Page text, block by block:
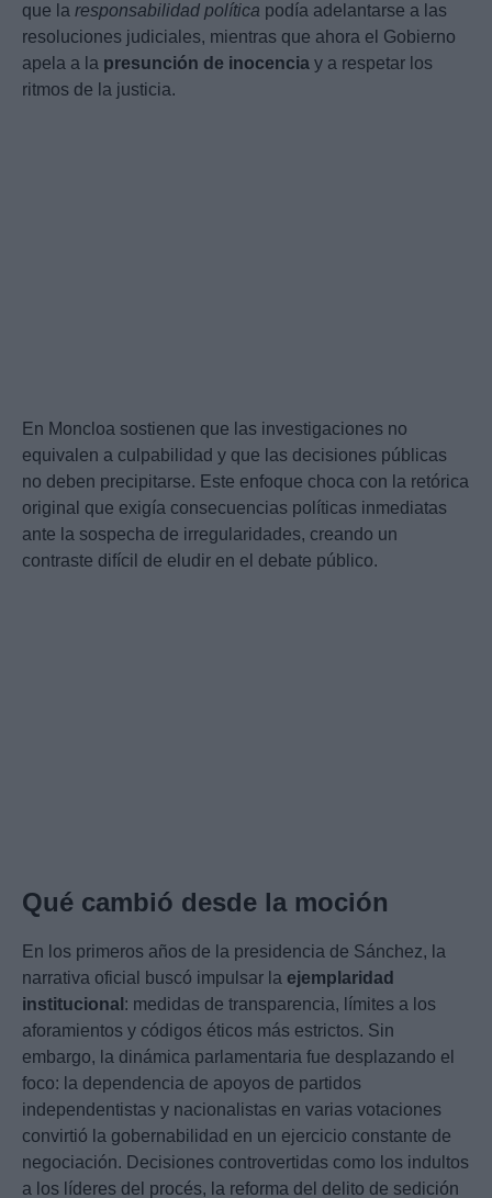
que la responsabilidad política podía adelantarse a las
resoluciones judiciales, mientras que ahora el Gobierno
apela a la presunción de inocencia y a respetar los
ritmos de la justicia.
En Moncloa sostienen que las investigaciones no
equivalen a culpabilidad y que las decisiones públicas
no deben precipitarse. Este enfoque choca con la retórica
original que exigía consecuencias políticas inmediatas
ante la sospecha de irregularidades, creando un
contraste difícil de eludir en el debate público.
Qué cambió desde la moción
En los primeros años de la presidencia de Sánchez, la
narrativa oficial buscó impulsar la ejemplaridad
institucional : medidas de transparencia, límites a los
aforamientos y códigos éticos más estrictos. Sin
embargo, la dinámica parlamentaria fue desplazando el
foco: la dependencia de apoyos de partidos
independentistas y nacionalistas en varias votaciones
convirtió la gobernabilidad en un ejercicio constante de
negociación. Decisiones controvertidas como los indultos
a los líderes del procés, la reforma del delito de sedición